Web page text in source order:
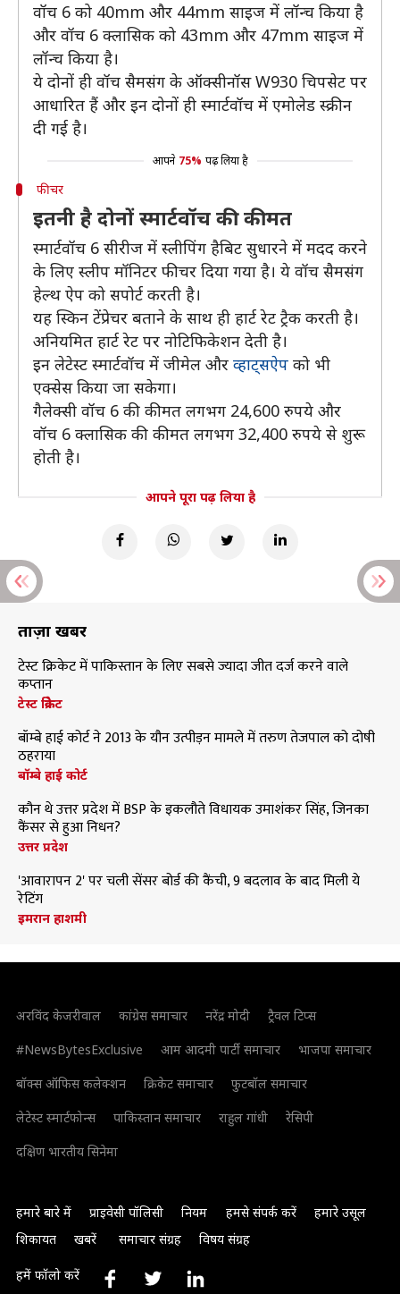
वॉच 6 को 40mm और 44mm साइज में लॉन्च किया है
और वॉच 6 क्लासिक को 43mm और 47mm साइज में
लॉन्च किया है।
ये दोनों ही वॉच सैमसंग के ऑक्सीनॉस W930 चिपसेट पर
आधारित हैं और इन दोनों ही स्मार्टवॉच में एमोलेड स्क्रीन
दी गई है।
आपने 75% पढ़ लिया है
फीचर
इतनी है दोनों स्मार्टवॉच की कीमत
स्मार्टवॉच 6 सीरीज में स्लीपिंग हैबिट सुधारने में मदद करने
के लिए स्लीप मॉनिटर फीचर दिया गया है। ये वॉच सैमसंग
हेल्थ ऐप को सपोर्ट करती है।
यह स्किन टेंप्रेचर बताने के साथ ही हार्ट रेट ट्रैक करती है।
अनियमित हार्ट रेट पर नोटिफिकेशन देती है।
इन लेटेस्ट स्मार्टवॉच में जीमेल और व्हाट्सऐप को भी
एक्सेस किया जा सकेगा।
गैलेक्सी वॉच 6 की कीमत लगभग 24,600 रुपये और
वॉच 6 क्लासिक की कीमत लगभग 32,400 रुपये से शुरू
होती है।
आपने पूरा पढ़ लिया है
ताज़ा खबरें
टेस्ट क्रिकेट में पाकिस्तान के लिए सबसे ज्यादा जीत दर्ज करने वाले
कप्तान
टेस्ट क्रिकेट
बॉम्बे हाई कोर्ट ने 2013 के यौन उत्पीड़न मामले में तरुण तेजपाल को दोषी
ठहराया
बॉम्बे हाई कोर्ट
कौन थे उत्तर प्रदेश में BSP के इकलौते विधायक उमाशंकर सिंह, जिनका
कैंसर से हुआ निधन?
उत्तर प्रदेश
'आवारापन 2' पर चली सेंसर बोर्ड की कैंची, 9 बदलाव के बाद मिली ये
रेटिंग
इमरान हाशमी
अरविंद केजरीवाल कांग्रेस समाचार नरेंद्र मोदी
ट्रैवल टिप्स
#NewsBytesExclusive
आम आदमी पार्टी समाचार
भाजपा समाचार
बॉक्स ऑफिस कलेक्शन
क्रिकेट समाचार
फुटबॉल समाचार
लेटेस्ट स्मार्टफोन्स
पाकिस्तान समाचार राहुल गांधी
रेसिपी
दक्षिण भारतीय सिनेमा
हमारे बारे में प्राइवेसी पॉलिसी नियम हमसे संपर्क करें
हमारे उसूल
शिकायत
खबरें समाचार संग्रह विषय संग्रह
हमें फॉलो करें